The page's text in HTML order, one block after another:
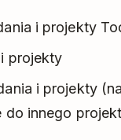
i projekty
projekty
i projekty
do innego